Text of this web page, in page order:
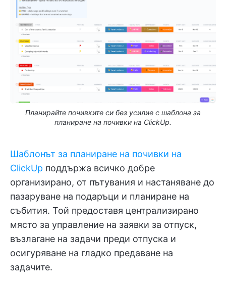
Планирайте почивките си без усилие с шаблона за
планиране на почивки на ClickUp.
Шаблонът за планиране на почивки на
ClickUp поддържа всичко добре
организирано, от пътувания и настаняване до
пазаруване на подаръци и планиране на
събития. Той предоставя централизирано
място за управление на заявки за отпуск,
възлагане на задачи преди отпуска и
осигуряване на гладко предаване на
задачите.